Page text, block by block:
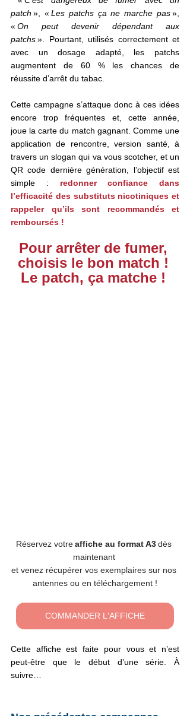
patch », « Les patchs ça ne marche pas »,
« On peut devenir dépendant aux
patchs ». Pourtant, utilisés correctement et
avec un dosage adapté, les patchs
augmentent de 60 % les chances de
réussite d’arrêt du tabac.
Cette campagne s’attaque donc à ces idées
encore trop fréquentes et, cette année,
joue la carte du match gagnant. Comme une
application de rencontre, version santé, à
travers un slogan qui va vous scotcher, et un
QR code dernière génération, l’objectif est
simple : redonner confiance dans
l’efficacité des substituts nicotiniques et
rappeler qu’ils sont recommandés et
remboursés !
Pour arrêter de fumer,
choisis le bon match !
Le patch, ça matche !
Réservez votre affiche au format A3 dès
maintenant
et venez récupérer vos exemplaires sur nos
antennes ou en téléchargement !
COMMANDER L'AFFICHE
Cette affiche est faite pour vous et n’est
peut-être que le début d’une série. À
suivre…